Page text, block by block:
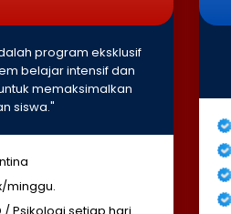
program eksklusif
belajar intensif dan
memaksimalkan
siswa."
minggu.